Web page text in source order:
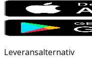
Leveransalternativ